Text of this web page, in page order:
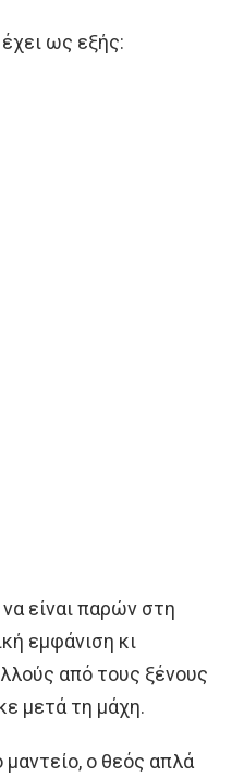
ως εξής:
είναι παρών στη
εμφάνιση κι
από τους ξένους
μετά τη μάχη.
ο θεός απλά